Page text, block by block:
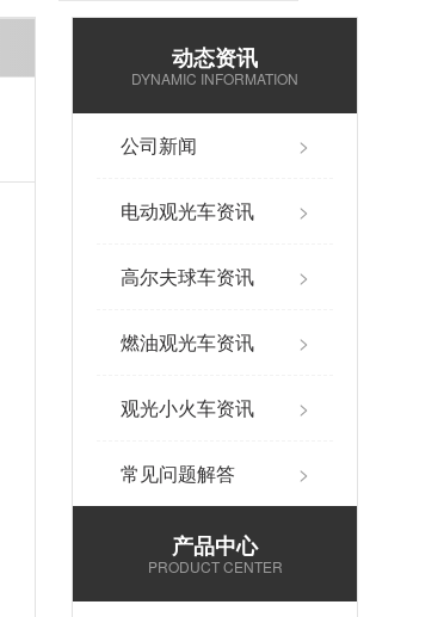
动态资讯
DYNAMIC INFORMATION
公司新闻 >
电动观光车资讯 >
高尔夫球车资讯 >
燃油观光车资讯 >
观光小火车资讯 >
常见问题解答 >
产品中心
PRODUCT CENTER